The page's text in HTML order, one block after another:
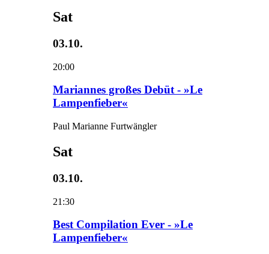
Sat
03.10.
20:00
Mariannes großes Debüt - »Le
Lampenfieber«
Paul Marianne Furtwängler
Sat
03.10.
21:30
Best Compilation Ever - »Le
Lampenfieber«